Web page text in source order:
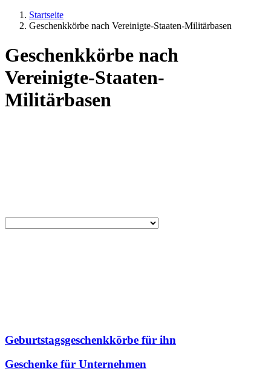
Startseite
Geschenkkörbe nach Vereinigte-Staaten-Militärbasen
Geschenkkörbe nach
Vereinigte-Staaten-
Militärbasen
Geburtstagsgeschenkkörbe für ihn
Geschenke für Unternehmen